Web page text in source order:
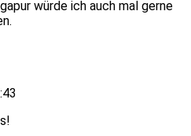
würde ich auch mal gerne